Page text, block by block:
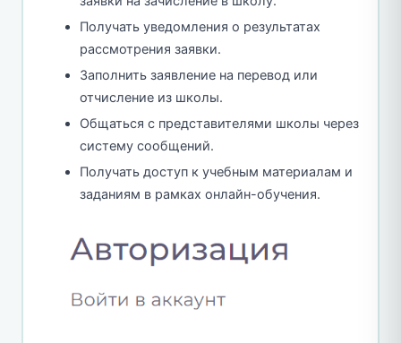
Получать уведомления о результатах
рассмотрения заявки.
Заполнить заявление на перевод или
отчисление из школы.
Общаться с представителями школы через
систему сообщений.
Получать доступ к учебным материалам и
заданиям в рамках онлайн-обучения.